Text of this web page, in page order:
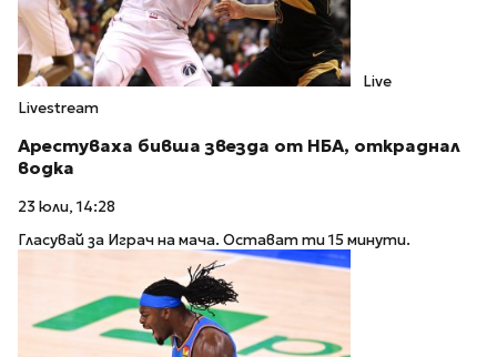
Live
Livestream
Арестуваха бивша звезда от НБА, откраднал
водка
23 юли, 14:28
Гласувай за Играч на мача. Остават ти 15 минути.